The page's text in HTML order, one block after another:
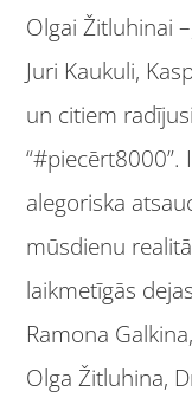
Olgai Žitluhinai
Juri Kaukuli,
un citiem
alegoriska
mūsdienu
laikmetīgās
Ramona
Olga Žitluhina,